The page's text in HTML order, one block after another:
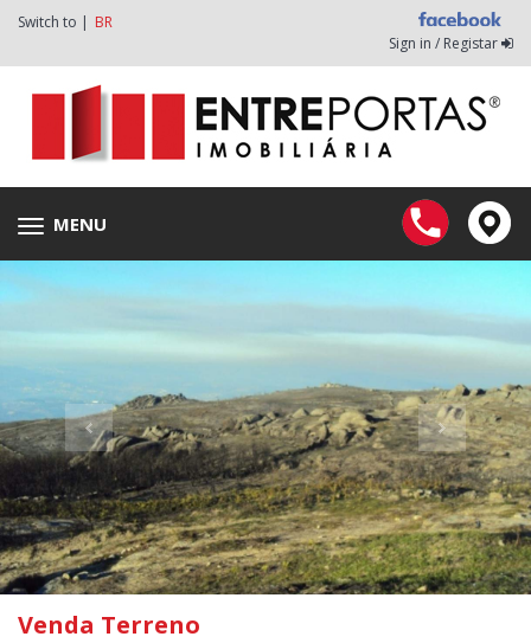
Switch to | BR
Sign in / Registar
Toggle
navigation
MENU
Venda Terreno